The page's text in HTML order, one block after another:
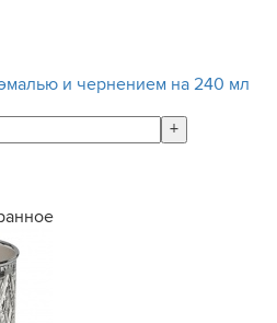
и чернением на 240 мл
+